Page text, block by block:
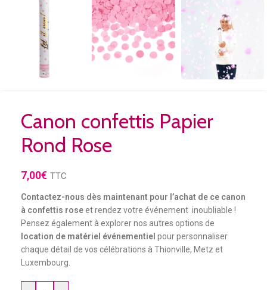
Canon confettis Papier
Rond Rose
7,00€ TTC
Contactez-nous dès maintenant pour l’achat de ce canon
à confettis roseet rendez votre événement inoubliable !
Pensez également à explorer nos autres options de
location de matériel événementiel pour personnaliser
chaque détail de vos célébrations à Thionville, Metz et
Luxembourg.